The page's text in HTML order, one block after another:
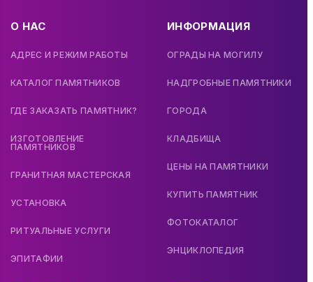
О НАС
АДРЕС И РЕЖИМ РАБОТЫ
КАТАЛОГ ПАМЯТНИКОВ
ГДЕ ЗАКАЗАТЬ ПАМЯТНИК?
ИЗГОТОВЛЕНИЕ
ПАМЯТНИКОВ
ГРАНИТНАЯ МАСТЕРСКАЯ
УСТАНОВКА
РИТУАЛЬНЫЕ УСЛУГИ
ЭПИТАФИИ
ИНФОРМАЦИЯ
ОГРАДЫ НА МОГИЛУ
НАДГРОБНЫЕ ПАМЯТНИКИ
ГОРОДА
КЛАДБИЩА
ЦЕНЫ НА ПАМЯТНИКИ
КУПИТЬ ПАМЯТНИК
ФОТОКАТАЛОГ
ЭНЦИКЛОПЕДИЯ